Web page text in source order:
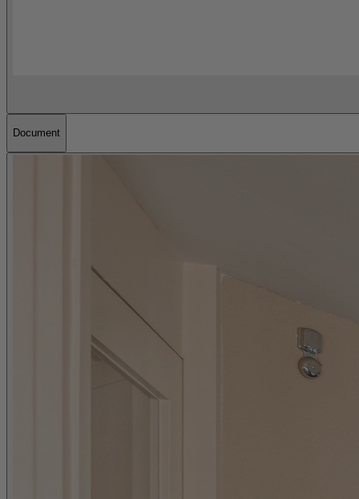
Document